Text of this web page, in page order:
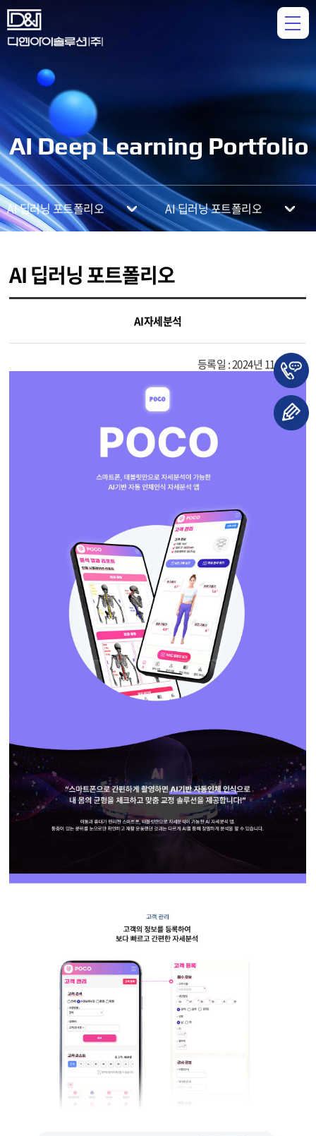
AI Deep Learning Portfolio
AI 딥러닝 포트폴리오 AI 딥러닝 포트폴리오
AI 딥러닝 포트폴리오
AI자세분석
등록일 : 2024년 11월 22일